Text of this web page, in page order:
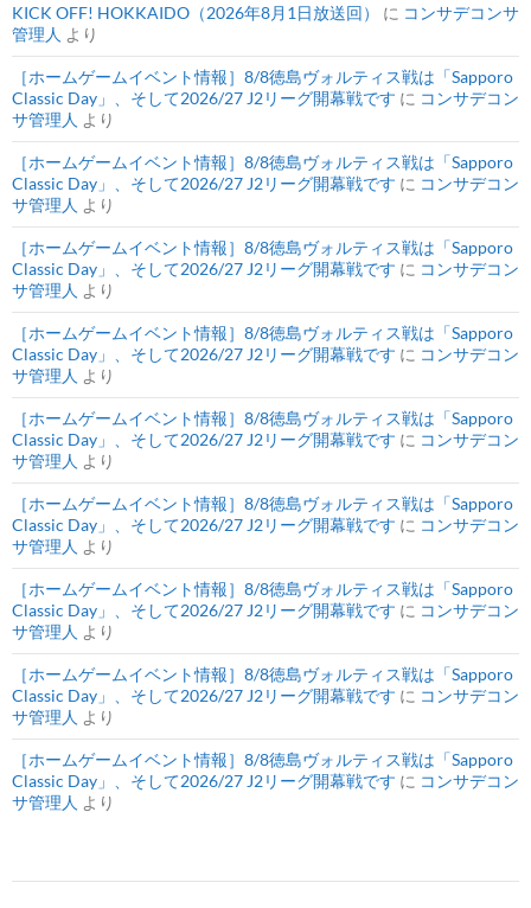
KICK OFF! HOKKAIDO（2026年8月1日放送回） に コンサデコンサ
管理人 より
［ホームゲームイベント情報］8/8徳島ヴォルティス戦は「Sapporo
Classic Day」、そして2026/27 J2リーグ開幕戦です に コンサデコン
サ管理人 より
［ホームゲームイベント情報］8/8徳島ヴォルティス戦は「Sapporo
Classic Day」、そして2026/27 J2リーグ開幕戦です に コンサデコン
サ管理人 より
［ホームゲームイベント情報］8/8徳島ヴォルティス戦は「Sapporo
Classic Day」、そして2026/27 J2リーグ開幕戦です に コンサデコン
サ管理人 より
［ホームゲームイベント情報］8/8徳島ヴォルティス戦は「Sapporo
Classic Day」、そして2026/27 J2リーグ開幕戦です に コンサデコン
サ管理人 より
［ホームゲームイベント情報］8/8徳島ヴォルティス戦は「Sapporo
Classic Day」、そして2026/27 J2リーグ開幕戦です に コンサデコン
サ管理人 より
［ホームゲームイベント情報］8/8徳島ヴォルティス戦は「Sapporo
Classic Day」、そして2026/27 J2リーグ開幕戦です に コンサデコン
サ管理人 より
［ホームゲームイベント情報］8/8徳島ヴォルティス戦は「Sapporo
Classic Day」、そして2026/27 J2リーグ開幕戦です に コンサデコン
サ管理人 より
［ホームゲームイベント情報］8/8徳島ヴォルティス戦は「Sapporo
Classic Day」、そして2026/27 J2リーグ開幕戦です に コンサデコン
サ管理人 より
［ホームゲームイベント情報］8/8徳島ヴォルティス戦は「Sapporo
Classic Day」、そして2026/27 J2リーグ開幕戦です に コンサデコン
サ管理人 より